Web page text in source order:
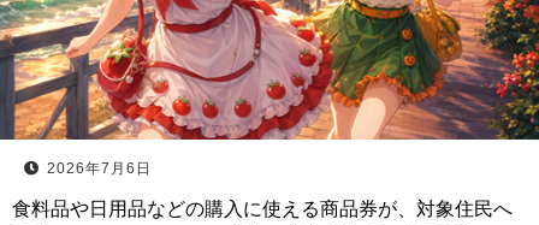
2026年7月6日
食料品や日用品などの購入に使える商品券が、対象住民へ